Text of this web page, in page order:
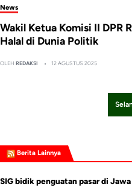
News
Wakil Ketua Komisi II DPR
Halal di Dunia Politik
OLEHREDAKSI 12 AGUSTUS 2025
Berita Lainnya
SIG bidik penguatan pasar di